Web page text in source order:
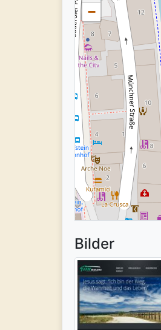
−
Bilder